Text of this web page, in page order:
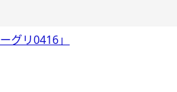
グリ0416」